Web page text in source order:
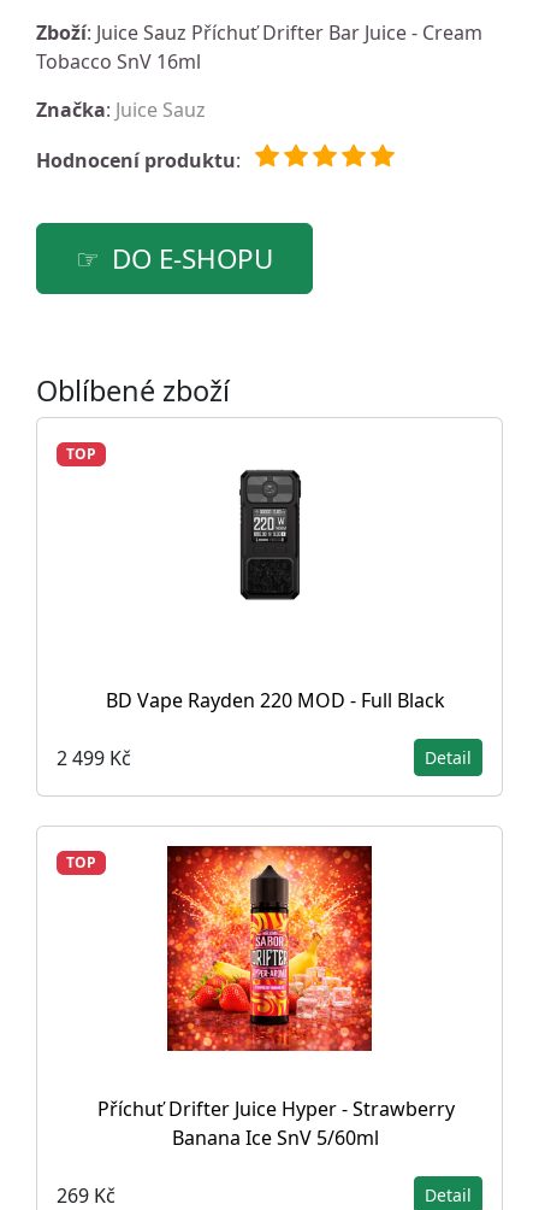
Zboží: Juice Sauz Příchuť Drifter Bar Juice - Cream
Tobacco SnV 16ml
Značka: Juice Sauz
Hodnocení produktu:
DO E-SHOPU
Oblíbené zboží
TOP
BD Vape Rayden 220 MOD - Full Black
2 499 Kč Detail
TOP
Příchuť Drifter Juice Hyper - Strawberry
Banana Ice SnV 5/60ml
269 Kč Detail